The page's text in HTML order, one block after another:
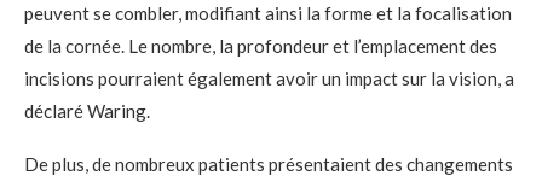
peuvent se combler, modifiant ainsi la forme et la focalisation
de la cornée. Le nombre, la profondeur et l’emplacement des
incisions pourraient également avoir un impact sur la vision, a
déclaré Waring.
De plus, de nombreux patients présentaient des changements